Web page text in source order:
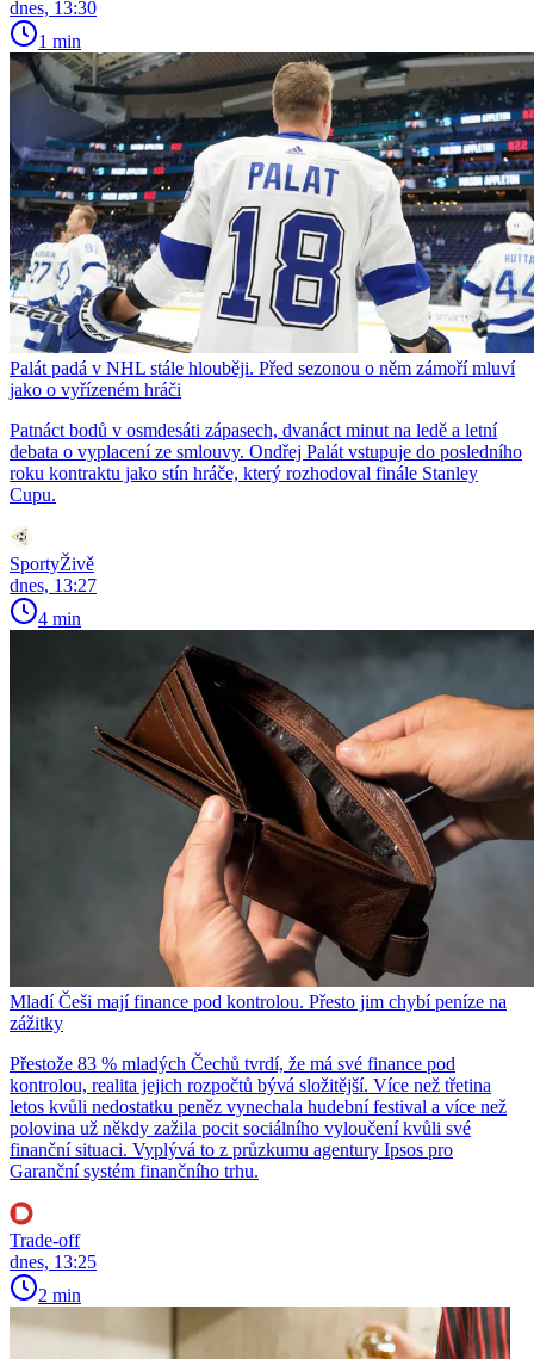
dnes, 13:30
1 min
Palát padá v NHL stále hlouběji. Před sezonou o něm zámoří mluví
jako o vyřízeném hráči
Patnáct bodů v osmdesáti zápasech, dvanáct minut na ledě a letní
debata o vyplacení ze smlouvy. Ondřej Palát vstupuje do posledního
roku kontraktu jako stín hráče, který rozhodoval finále Stanley
Cupu.
SportyŽivě
dnes, 13:27
4 min
Mladí Češi mají finance pod kontrolou. Přesto jim chybí peníze na
zážitky
Přestože 83 % mladých Čechů tvrdí, že má své finance pod
kontrolou, realita jejich rozpočtů bývá složitější. Více než třetina
letos kvůli nedostatku peněz vynechala hudební festival a více než
polovina už někdy zažila pocit sociálního vyloučení kvůli své
finanční situaci. Vyplývá to z průzkumu agentury Ipsos pro
Garanční systém finančního trhu.
Trade-off
dnes, 13:25
2 min